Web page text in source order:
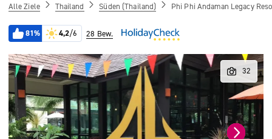
Alle Ziele Thailand Süden (Thailand) Phi Phi Andaman Legacy
81% 4,2/6 28 Bew.